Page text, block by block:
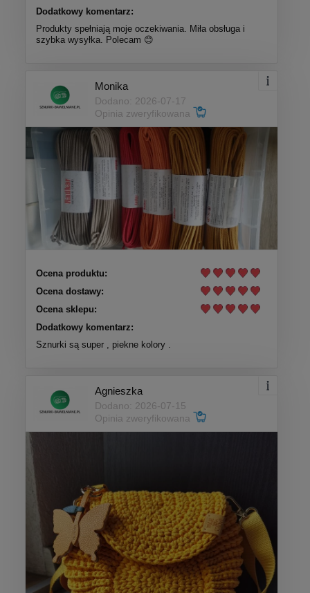
Dodatkowy komentarz:
Produkty spełniają moje oczekiwania. Miła obsługa i
szybka wysyłka. Polecam 😊
Monika
Dodano: 2026-07-17
Opinia zweryfikowana
Ocena produktu:
Ocena dostawy:
Ocena sklepu:
Dodatkowy komentarz:
Sznurki są super , piekne kolory .
Agnieszka
Dodano: 2026-07-15
Opinia zweryfikowana